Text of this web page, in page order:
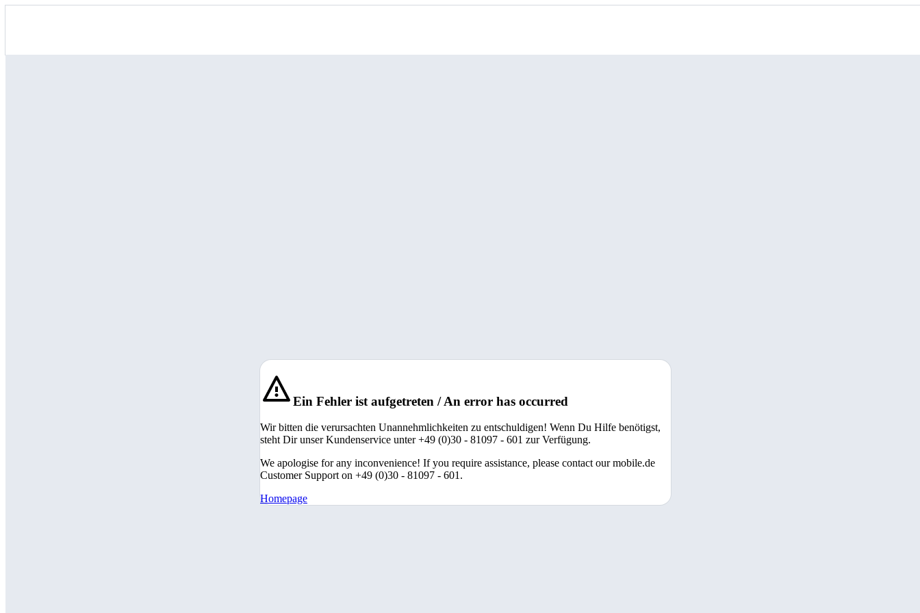
Ein Fehler ist aufgetreten / An error has occurred
Wir bitten die verursachten Unannehmlichkeiten zu entschuldigen! Wenn Du Hilfe benötigst,
steht Dir unser Kundenservice unter +49 (0)30 - 81097 - 601 zur Verfügung.
We apologise for any inconvenience! If you require assistance, please contact our mobile.de
Customer Support on +49 (0)30 - 81097 - 601.
Homepage